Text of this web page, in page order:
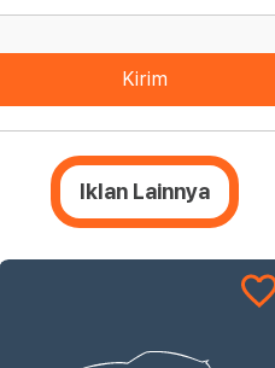
Kirim
Iklan Lainnya